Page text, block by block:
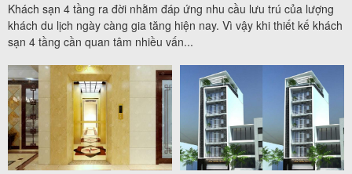
Khách sạn 4 tầng ra đời nhằm đáp ứng nhu cầu lưu trú của lượng
khách du lịch ngày càng gia tăng hiện nay. Vì vậy khi thiết kế khách
sạn 4 tầng cần quan tâm nhiều vấn...